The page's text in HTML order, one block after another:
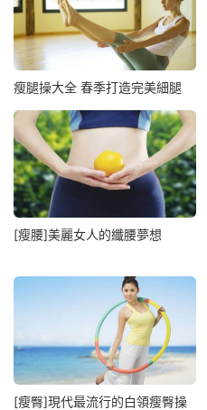
瘦腿操大全 春季打造完美細腿
[瘦腰]美麗女人的纖腰夢想
[瘦臀]現代最流行的白領瘦臀操